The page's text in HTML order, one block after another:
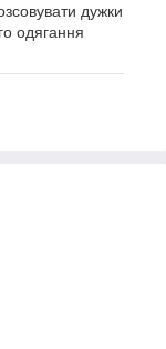
дужки
одягання